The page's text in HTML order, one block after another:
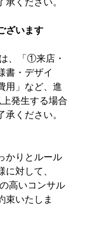
ざいます
書・デザイ
用」など、進
発生する場合
ください。
かりとルール
対して、
高いコンサル
束いたしま